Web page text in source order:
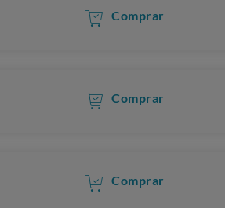
Comprar
Comprar
Comprar